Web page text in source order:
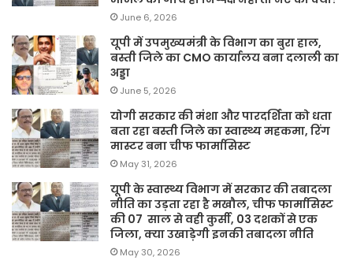
June 6, 2026
यूपी में उपमुख्यमंत्री के विभाग का बुरा हाल,
बस्ती जिले का CMO कार्यालय बना दलाली का
अड्डा
June 5, 2026
योगी सरकार की मंशा और पारदर्शिता को धता
बता रहा बस्ती जिले का स्वास्थ्य महकमा, रिंग
मास्टर बना चीफ फार्मासिस्ट
May 31, 2026
यूपी के स्वास्थ्य विभाग में सरकार की तबादला
नीति का उड़ता रहा है मखौल, चीफ फार्मासिस्ट
की 07 साल से वही कुर्सी, 03 दशकों से एक
जिला, क्या उखाड़ेगी इनकी तबादला नीति
May 30, 2026